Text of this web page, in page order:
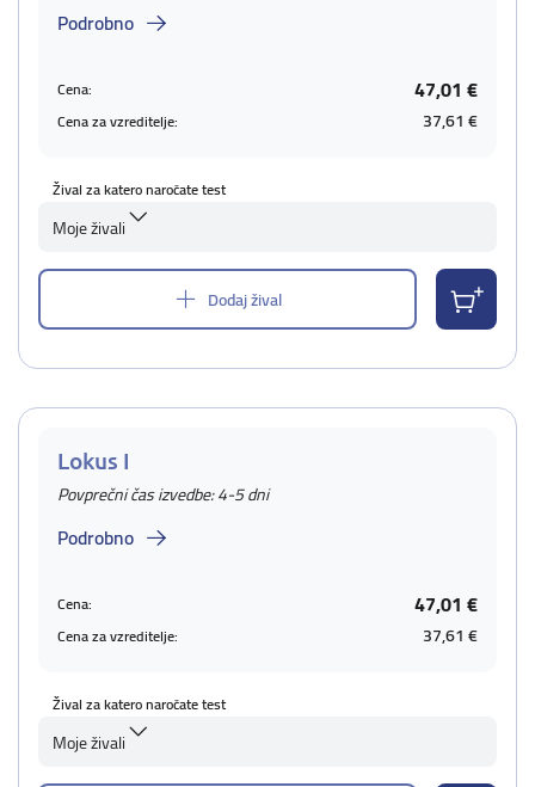
Podrobno
Cena: 47,01 €
Cena za vzreditelje: 37,61 €
Žival za katero naročate test
Moje živali
Dodaj žival
Lokus I
Povprečni čas izvedbe: 4-5 dni
Podrobno
Cena: 47,01 €
Cena za vzreditelje: 37,61 €
Žival za katero naročate test
Moje živali